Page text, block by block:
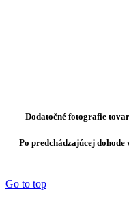
Dodatočné fotografie
Po predchádzajúcej
Go to top